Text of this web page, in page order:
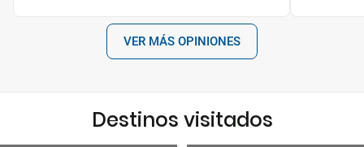
VER MÁS OPINIONES
Destinos visitados